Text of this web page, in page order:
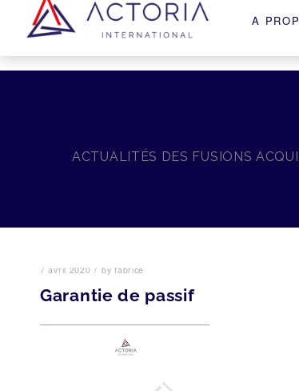
A
ACTUALITÉS DES FUSIONS
7 avril 2020 / byfabrice
Garantie de passif